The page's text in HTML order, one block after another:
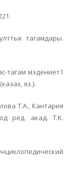
тагамдары.
тагам мэдениет1
яз.).
Т.А., Кантария
ред. акад. Т.К.